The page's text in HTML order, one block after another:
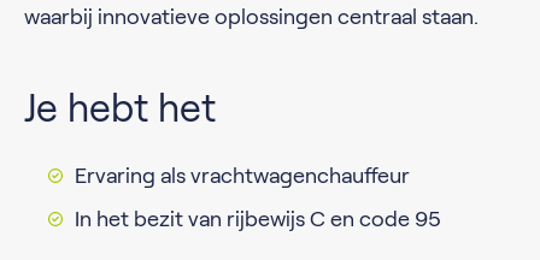
waarbij innovatieve oplossingen centraal staan.
Je hebt het
Ervaring als vrachtwagenchauffeur
In het bezit van rijbewijs C en code 95